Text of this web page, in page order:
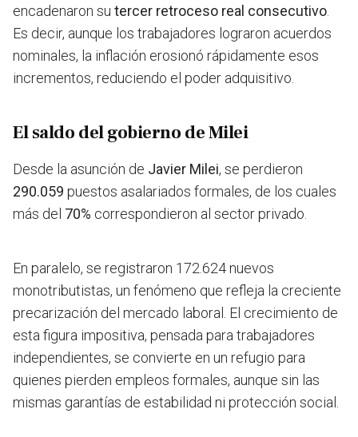
encadenaron su tercer retroceso real consecutivo.
Es decir, aunque los trabajadores lograron acuerdos
nominales, la inflación erosionó rápidamente esos
incrementos, reduciendo el poder adquisitivo.
El saldo del gobierno de Milei
Desde la asunción de Javier Milei, se perdieron
290.059 puestos asalariados formales, de los cuales
más del 70% correspondieron al sector privado.
En paralelo, se registraron 172.624 nuevos
monotributistas, un fenómeno que refleja la creciente
precarización del mercado laboral. El crecimiento de
esta figura impositiva, pensada para trabajadores
independientes, se convierte en un refugio para
quienes pierden empleos formales, aunque sin las
mismas garantías de estabilidad ni protección social.